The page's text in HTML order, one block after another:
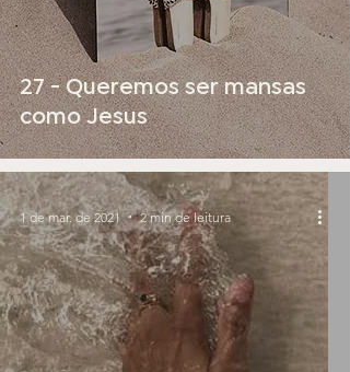
27 - Queremos ser mansas
como Jesus
1 de mar. de 2021 2 min de leitura